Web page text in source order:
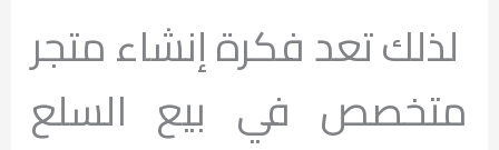
لذلك تعد فكرة إنشاء متجر
متخصص في بيع السلع